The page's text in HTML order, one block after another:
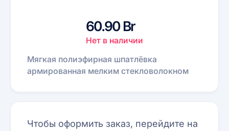
60.90 Br
Нет в наличии
Мягкая полиэфирная шпатлёвка
армированная мелким стекловолокном
Чтобы оформить заказ, перейдите на